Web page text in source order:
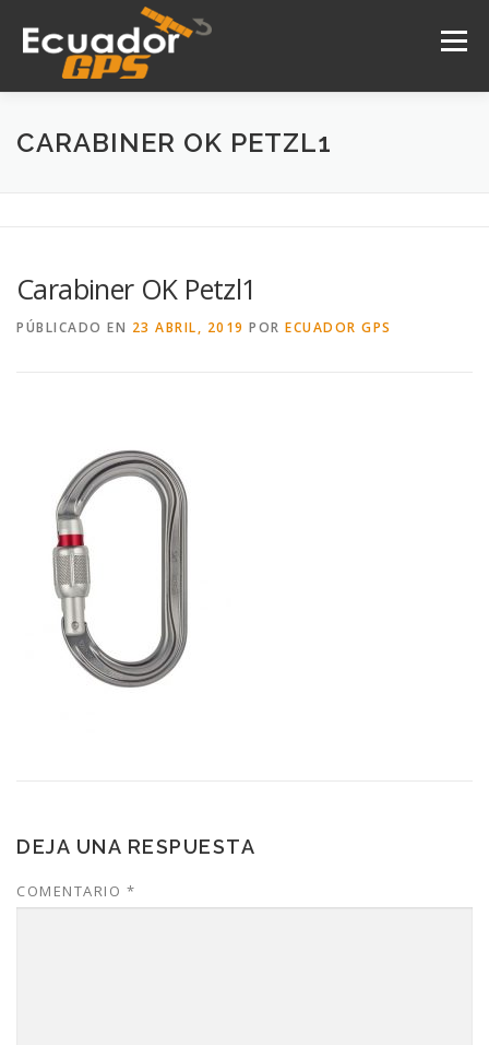
contenido
Menú
INICIO NOSOTROS PRODUCTOS
CARABINER OK PETZL1
Carabiner OK Petzl1
PÚBLICADO EN 23 ABRIL, 2019 POR ECUADOR GPS
DEJA UNA RESPUESTA
COMENTARIO *